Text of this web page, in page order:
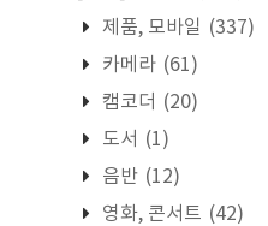
제품, 모바일 (337)
카메라 (61)
캠코더 (20)
도서 (1)
음반 (12)
영화, 콘서트 (42)